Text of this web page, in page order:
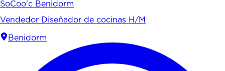
SoCoo'c Benidorm
Vendedor Diseñador de cocinas H/M
Benidorm